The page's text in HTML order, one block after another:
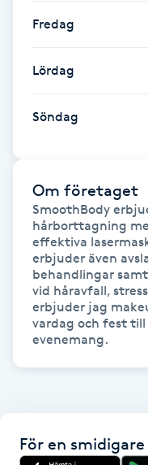
Gellack med
Gravidmassage
Gruppträning
Gua Sha-massage
Hatha Yoga
Headspa
HIFU
Fredag
Lördag
Söndag
Om företaget
SmoothBody
hårborttagning
effektiva
erbjuder även
behandlingar
vid håravfall,
erbjuder jag
vardag och fest till
evenemang.
För en